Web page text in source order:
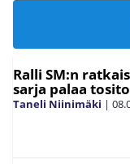
Ralli SM:n
sarja palaa
Taneli Niinimäki |